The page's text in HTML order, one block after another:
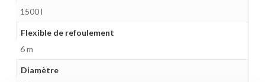
1500 l
Flexible de refoulement
6 m
Diamètre